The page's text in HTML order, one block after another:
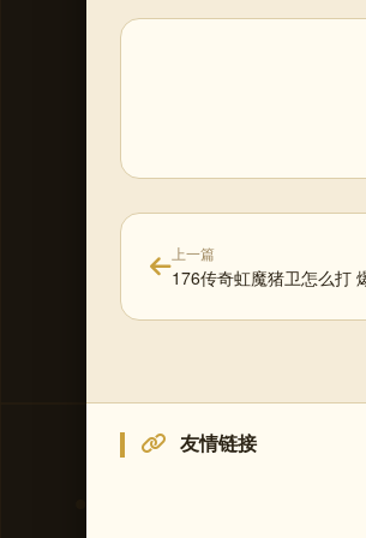
上一篇
176传奇虹魔猪卫怎么打
友情链接